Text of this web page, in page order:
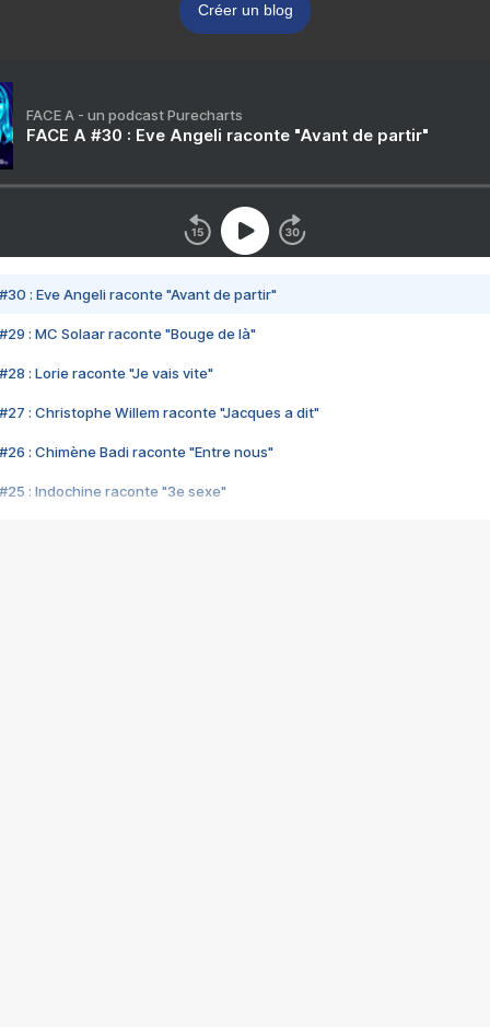
Créer un blog
FACE A - un podcast Purecharts
FACE A #30 : Eve Angeli raconte "Avant de partir"
#30 : Eve Angeli raconte "Avant de partir"
#29 : MC Solaar raconte "Bouge de là"
#28 : Lorie raconte "Je vais vite"
#27 : Christophe Willem raconte "Jacques a dit"
#26 : Chimène Badi raconte "Entre nous"
#25 : Indochine raconte "3e sexe"